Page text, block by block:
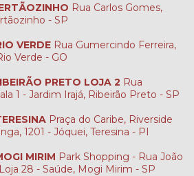
Rua Carlos Gomes,
- SP
VERDE Rua Gumercindo Ferreira,
Verde - GO
PRETO LOJA 2 Rua
1 - Jardim Irajá, Ribeirão Preto - SP
Praça do Caribe, Riverside
1201 - Jóquei, Teresina - PI
MIRIM Park Shopping - Rua João
28 - Saúde, Mogi Mirim - SP